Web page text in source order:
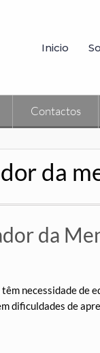
Inicio
Contactos
da
da
necessidade de
dificuldades de